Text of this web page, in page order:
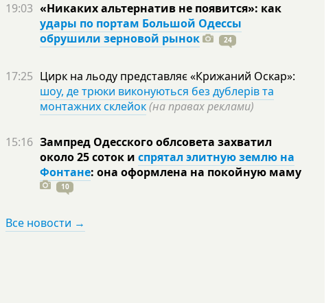
19:03 «Никаких альтернатив не появится»: как
удары по портам Большой Одессы
обрушили зерновой рынок
24
17:25 Цирк на льоду представляє «Крижаний Оскар»:
шоу, де трюки виконуються без дублерів та
монтажних склейок(на правах реклами)
15:16 Зампред Одесского облсовета захватил
около 25 соток и спрятал элитную землю на
Фонтане: она оформлена на покойную маму
10
Все новости →